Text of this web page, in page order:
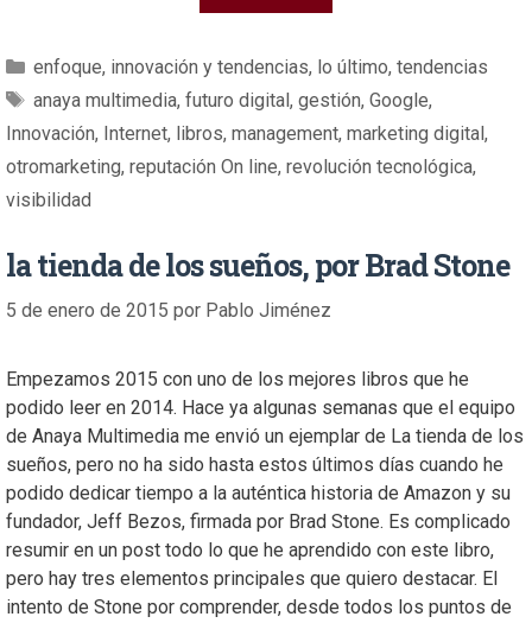
enfoque, innovación y tendencias, lo último, tendencias
anaya multimedia, futuro digital, gestión, Google,
Innovación, Internet, libros, management, marketing digital,
otromarketing, reputación On line, revolución tecnológica,
visibilidad
la tienda de los sueños, por Brad Stone
5 de enero de 2015 por Pablo Jiménez
Empezamos 2015 con uno de los mejores libros que he
podido leer en 2014. Hace ya algunas semanas que el equipo
de Anaya Multimedia me envió un ejemplar de La tienda de los
sueños, pero no ha sido hasta estos últimos días cuando he
podido dedicar tiempo a la auténtica historia de Amazon y su
fundador, Jeff Bezos, firmada por Brad Stone. Es complicado
resumir en un post todo lo que he aprendido con este libro,
pero hay tres elementos principales que quiero destacar. El
intento de Stone por comprender, desde todos los puntos de